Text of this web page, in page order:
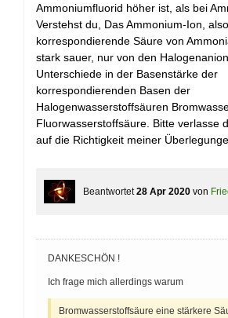
Ammoniumfluorid höher ist, als bei
Verstehst du, Das Ammonium-Ion,
korrespondierende Säure von
stark sauer, nur von den
Unterschiede in der Basenstärke der
korrespondierenden Basen der
Halogenwasserstoffsäuren
Fluorwasserstoffsäure. Bitte verlasse
auf die Richtigkeit meiner
Beantwortet 28 Apr 2020 von
DANKESCHÖN !
Ich frage mich allerdings warum
Bromwasserstoffsäure eine stärkere